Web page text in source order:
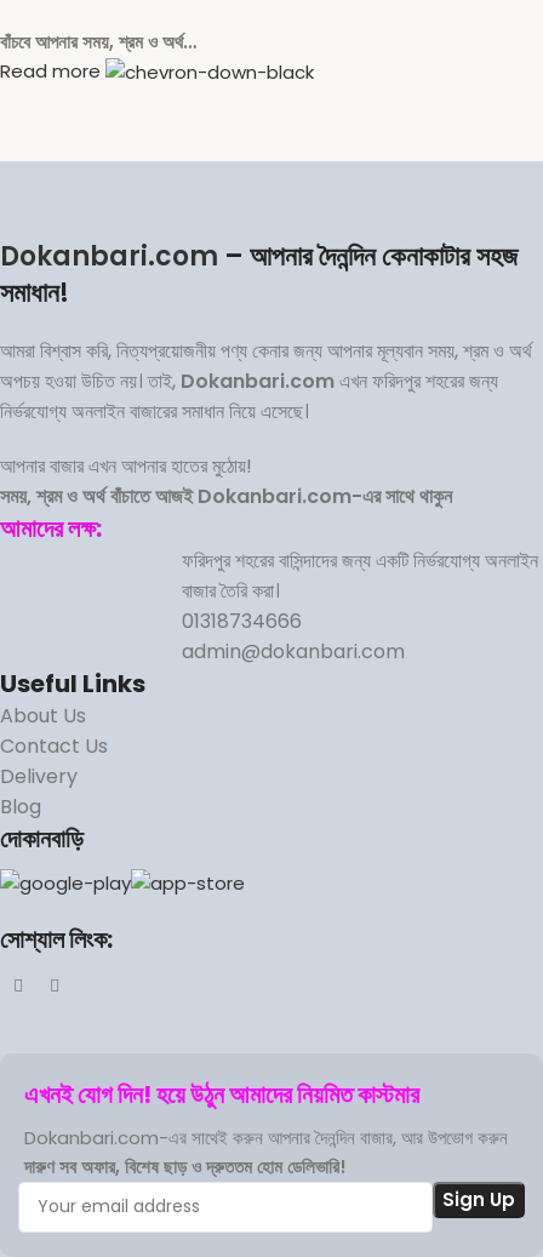
বাঁচবে আপনার সময়, শ্রম ও অর্থ…
Read more
Dokanbari.com – আপনার দৈনন্দিন কেনাকাটার সহজ
সমাধান!
আমরা বিশ্বাস করি, নিত্যপ্রয়োজনীয় পণ্য কেনার জন্য আপনার মূল্যবান সময়, শ্রম ও অর্থ
অপচয় হওয়া উচিত নয়। তাই, Dokanbari.comএখন ফরিদপুর শহরের জন্য
নির্ভরযোগ্য অনলাইন বাজারের সমাধান নিয়ে এসেছে।
আপনার বাজার এখন আপনার হাতের মুঠোয়!
সময়, শ্রম ও অর্থ বাঁচাতে আজই Dokanbari.com-এর সাথে থাকুন
আমাদের লক্ষ:
ফরিদপুর শহরের বাসিন্দাদের জন্য একটি নির্ভরযোগ্য অনলাইন
বাজার তৈরি করা।
01318734666
admin@dokanbari.com
Useful Links
About Us
Contact Us
Delivery
Blog
দোকানবাড়ি
সোশ্যাল লিংক:
এখনই যোগ দিন! হয়ে উঠুন আমাদের নিয়মিত কাস্টমার
Dokanbari.com-এর সাথেই করুন আপনার দৈনন্দিন বাজার, আর উপভোগ করুন
দারুণ সব অফার, বিশেষ ছাড় ও দ্রুততম হোম ডেলিভারি!